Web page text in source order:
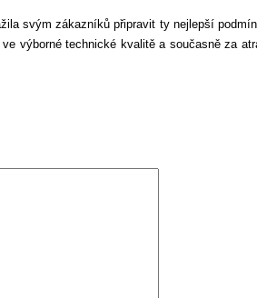
svým zákazníků připravit ty nejlepší
výborné technické kvalitě a současně za